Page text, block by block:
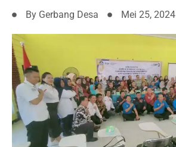
By Gerbang Desa Mei 25, 2024